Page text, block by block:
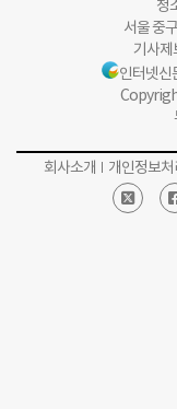
청
서울 중
기사제
인터넷신
회사소개 개인정보